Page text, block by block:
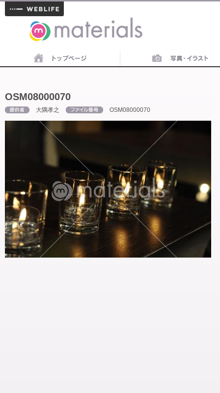
materials
OSM08000070
大隅孝之 OSM08000070